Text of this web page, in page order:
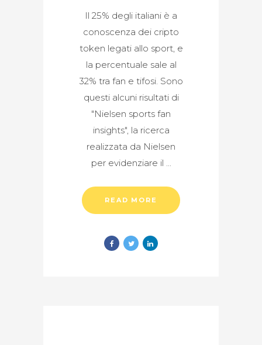
Il 25% degli italiani è a
conoscenza dei cripto
token legati allo sport, e
la percentuale sale al
32% tra fan e tifosi. Sono
questi alcuni risultati di
"Nielsen sports fan
insights", la ricerca
realizzata da Nielsen
per evidenziare il
READ MORE